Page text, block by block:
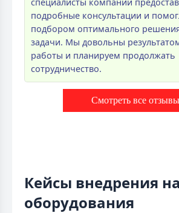
подробные консультации и
подбором оптимального
задачи. Мы довольны
работы и планируем продолжать
сотрудничество.
Смотреть все отзывы
Кейсы внедрения
оборудования